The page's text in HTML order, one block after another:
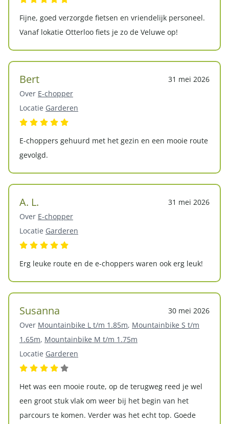
Fijne, goed verzorgde fietsen en vriendelijk personeel.
Vanaf lokatie Otterloo fiets je zo de Veluwe op!
Bert
31 mei 2026
Over E-chopper
Locatie Garderen
E-choppers gehuurd met het gezin en een mooie route
gevolgd.
A. L.
31 mei 2026
Over E-chopper
Locatie Garderen
Erg leuke route en de e-choppers waren ook erg leuk!
Susanna
30 mei 2026
Over Mountainbike L t/m 1.85m, Mountainbike S t/m
1.65m, Mountainbike M t/m 1.75m
Locatie Garderen
Het was een mooie route, op de terugweg reed je wel
een groot stuk vlak om weer bij het begin van het
parcours te komen. Verder was het echt top. Goede